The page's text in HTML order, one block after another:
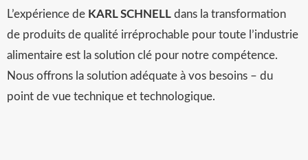
L’expérience de KARL SCHNELL dans la transformation
de produits de qualité irréprochable pour toute l’industrie
alimentaire est la solution clé pour notre compétence.
Nous offrons la solution adéquate à vos besoins – du
point de vue technique et technologique.